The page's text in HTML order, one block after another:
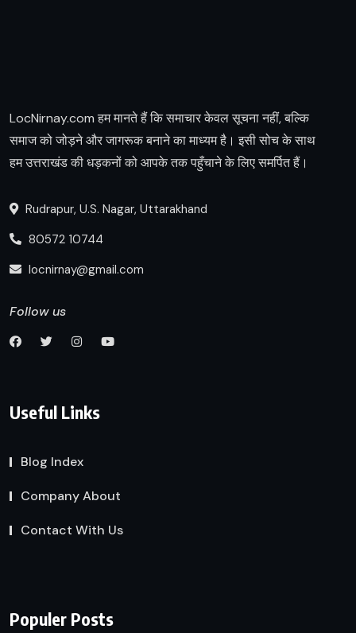
LocNirnay.com हम मानते हैं कि समाचार केवल सूचना नहीं, बल्कि
समाज को जोड़ने और जागरूक बनाने का माध्यम है। इसी सोच के साथ
हम उत्तराखंड की धड़कनों को आपके तक पहुँचाने के लिए समर्पित हैं।
Rudrapur, U.S. Nagar, Uttarakhand
80572 10744
locnirnay@gmail.com
Follow us
Useful Links
Blog Index
Company About
Contact With Us
Populer Posts